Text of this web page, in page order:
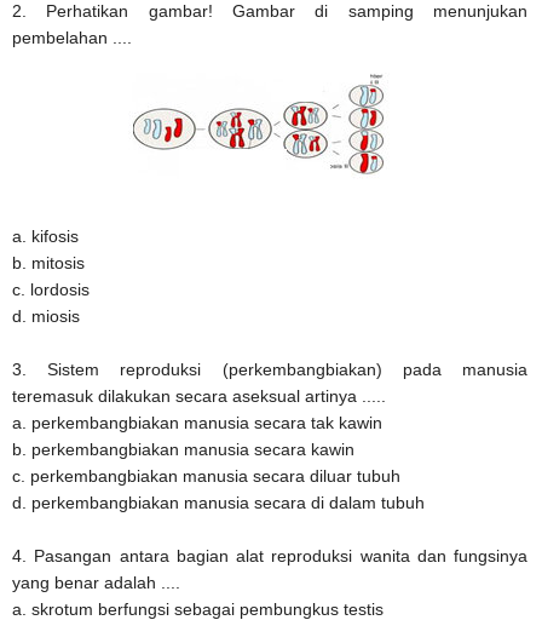
2. Perhatikan gambar! Gambar di samping menunjukan
pembelahan ....
a. kifosis
b. mitosis
c. lordosis
d. miosis
3. Sistem reproduksi (perkembangbiakan) pada manusia
teremasuk dilakukan secara aseksual artinya .....
a. perkembangbiakan manusia secara tak kawin
b. perkembangbiakan manusia secara kawin
c. perkembangbiakan manusia secara diluar tubuh
d. perkembangbiakan manusia secara di dalam tubuh
4. Pasangan antara bagian alat reproduksi wanita dan fungsinya
yang benar adalah ....
a. skrotum berfungsi sebagai pembungkus testis